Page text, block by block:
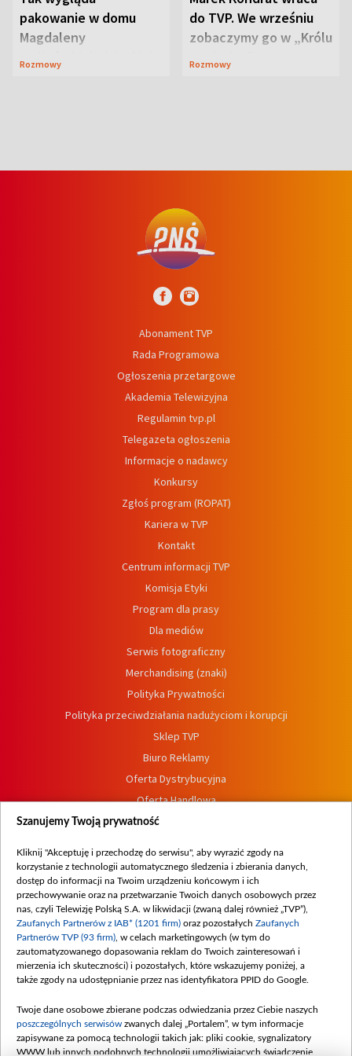
pakowanie w domu
Magdaleny
Waligórskiej-Lisieckiej.
Rozmowy
do TVP. We wrześniu
zobaczymy go w „Królu
Maciusiu I”
Rozmowy
Abonament TVP
Rada Programowa
Ogłoszenia przetargowe
Akademia Telewizyjna
Regulamin tvp.pl
Telegazeta ogłoszenia
Informacje o nadawcy
Konkursy
Zgłoś program (ROPAT)
Kariera w TVP
Kontakt
Centrum informacji TVP
Komisja Etyki
Program dla prasy
Dla mediów
Serwis fotograficzny
Merchandising (znaki)
Polityka Prywatności
Polityka przeciwdziałania nadużyciom i korupcji
Sklep TVP
Biuro Reklamy
Oferta Dystrybucyjna
Oferta Handlowa
Dostępność
Procedura zgłoszeń wewnętrznych
Szanujemy Twoją prywatność
Kliknij "Akceptuję i przechodzę do serwisu", aby wyrazić zgody na
korzystanie z technologii automatycznego śledzenia i zbierania danych,
dostęp do informacji na Twoim urządzeniu końcowym i ich
przechowywanie oraz na przetwarzanie Twoich danych osobowych przez
nas, czyli Telewizję Polską S.A. w likwidacji (zwaną dalej również „TVP”),
Zaufanych Partnerów z IAB* (1201 firm) oraz pozostałych Zaufanych
Partnerów TVP (93 firm) , w celach marketingowych (w tym do
zautomatyzowanego dopasowania reklam do Twoich zainteresowań i
mierzenia ich skuteczności) i pozostałych, które wskazujemy poniżej, a
także zgody na udostępnianie przez nas identyfikatora PPID do Google.
Twoje dane osobowe zbierane podczas odwiedzania przez Ciebie naszych
poszczególnych serwisów zwanych dalej „Portalem”, w tym informacje
zapisywane za pomocą technologii takich jak: pliki cookie, sygnalizatory
WWW lub innych podobnych technologii umożliwiających świadczenie